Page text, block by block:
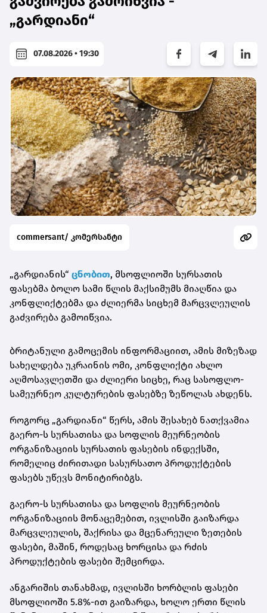
„გარდიანი“
07.08.2026 • 19:30
commersant/ კომერსანტი
„გარდიანის“ ცნობით, მსოფლიოში სურსათის
ფასებმა ბოლო სამი წლის მაქსიმუმს მიაღწია და
კონფლიქტებმა და ძლიერმა სიცხემ მარცვლეულის
გაძვირება გამოიწვია.
ბრიტანული გამოცემის ინფორმაციით, ამის მიზეზად
სახელდება უკრაინის ომი, კონფლიქტი ახლო
აღმოსავლეთში და ძლიერი სიცხე, რაც სასოფლო-
სამეურნეო კულტურების ფასებზე ზეწოლას ახდენს.
როგორც „გარდიანი“ წერს, ამის შესახებ ნათქვამია
გაერო-ს სურსათისა და სოფლის მეურნეობის
ორგანიზაციის სურსათის ფასების ინდექსში,
რომელიც ძირითადი სასურსათო პროდუქტების
ფასებს უწევს მონიტირიბგს.
გაერო-ს სურსათისა და სოფლის მეურნეობის
ორგანიზაციის მონაცემებით, ივლისში გაიზარდა
მარცვლეულის, შაქრისა და მცენარეული ზეთების
ფასები, მაშინ, როდესაც ხორცისა და რძის
პროდუქტების ფასები შემცირდა.
ანგარიშის თანახმად, ივლისში ხორბლის ფასები
მსოფლიოში 5.8%-ით გაიზარდა, ხოლო ერთი წლის